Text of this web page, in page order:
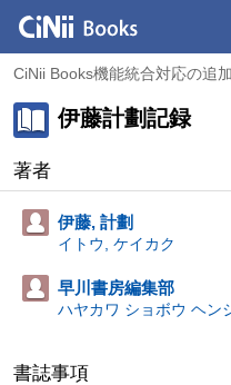
CiNii Books機能統合対応の追
伊藤計劃記録
著者
伊藤, 計劃
イトウ, ケイカク
早川書房編集部
ハヤカワ ショボウ ヘン
書誌事項